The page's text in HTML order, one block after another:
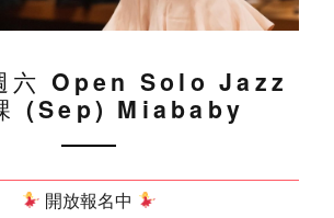
六 Open Solo Jazz
(Sep) Miababy
開放報名中